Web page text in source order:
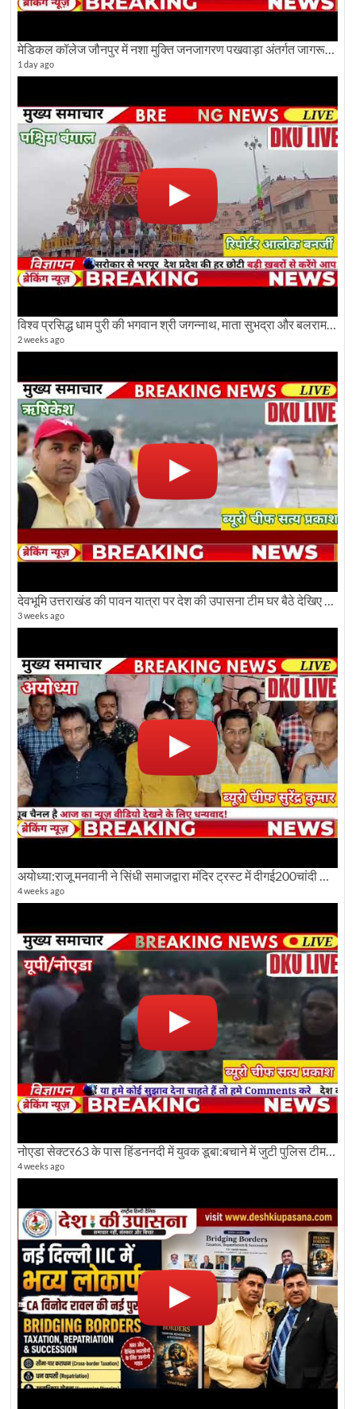
मेडिकल कॉलेज जौनपुर में नशा मुक्ति जनजागरण पखवाड़ा अंतर्गत जागरूकता कार्यक्रम आयोजित
1 day ago
विश्व प्रसिद्ध धाम पुरी की भगवान श्री जगन्नाथ, माता सुभद्रा और बलराम जी की भव्य शोभा यात्रा देखिए
2 weeks ago
3 weeks ago
4 weeks ago
नोएडा सेक्टर63 के पास हिंडननदी में युवक डूबा:बचाने में जुटी पुलिस टीम: देखिए पूरी ग्राउंड रिपोर्टिंग
4 weeks ago